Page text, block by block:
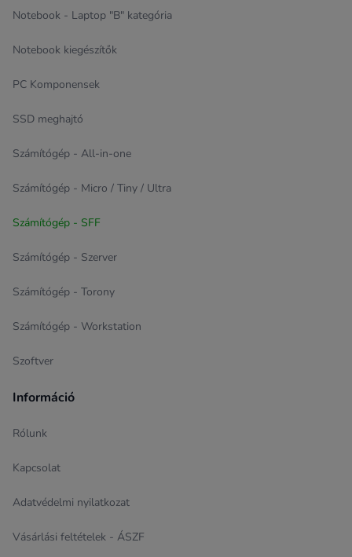
Notebook - Laptop "B" kategória
Notebook kiegészítők
PC Komponensek
SSD meghajtó
Számítógép - All-in-one
Számítógép - Micro / Tiny / Ultra
Számítógép - SFF
Számítógép - Szerver
Számítógép - Torony
Számítógép - Workstation
Szoftver
Információ
Rólunk
Kapcsolat
Adatvédelmi nyilatkozat
Vásárlási feltételek - ÁSZF